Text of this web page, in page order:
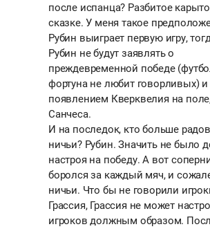
после испанца? Разбитое
сказке. У меня такое
Рубин выиграет первую игру,
Рубин не будут заявлять о
преждевременной победе
фортуна не любит говорливых) и
появлением Кверквелия на
Санчеса.
И на последок, кто больше
ничьи? Рубин. Значить не было
настроя на победу. А вот
боролся за каждый мяч, и
ничьи. Что бы не говорили
Грассия, Грассия не может
игроков должным образом.